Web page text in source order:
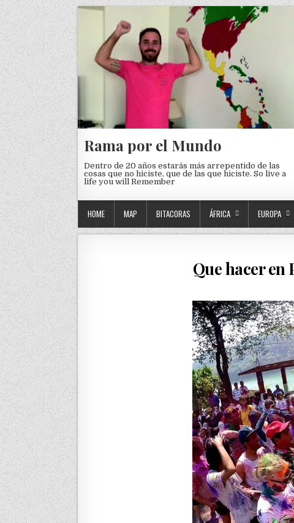
Skip to content
Rama por el Mundo
Dentro de 20 años estarás más arrepentido de las
cosas que no hiciste, que de las que hiciste. So live a
life you will Remember
HOME MAP BITACORAS ÁFRICA EUROPA
Que hacer